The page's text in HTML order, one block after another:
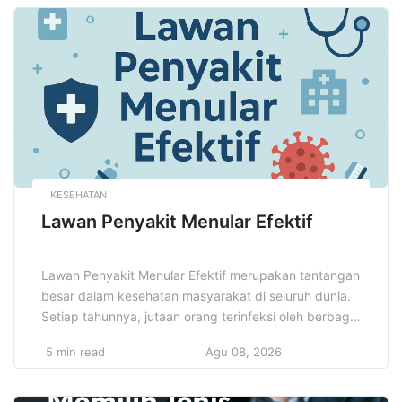
lebih besar dibandingkan menabung atau investasi
biasa. Memahami cara memulai investasi bisnis cerdas
tidak hanya membantu […]
KESEHATAN
Lawan Penyakit Menular Efektif
Lawan Penyakit Menular Efektif merupakan tantangan
besar dalam kesehatan masyarakat di seluruh dunia.
Setiap tahunnya, jutaan orang terinfeksi oleh berbagai
sangat cepat, terlebih jika tidak ada langkah-langkah
menular yang tak terkendali dapat menyebabkan
5 min read Agu 08, 2026